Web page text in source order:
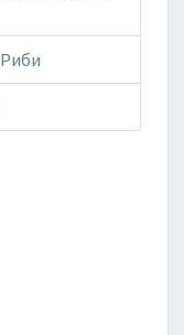
Риби